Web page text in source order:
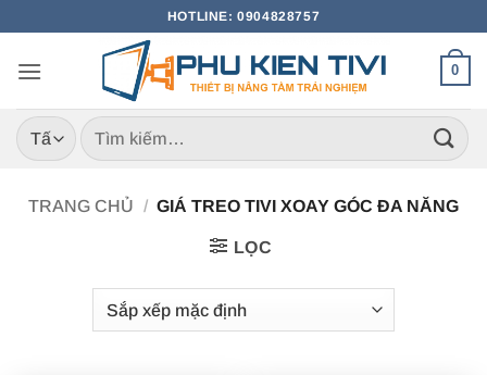
nội
HOTLINE: 0904828757
0
Tìm
kiếm:
TRANG CHỦ / GIÁ TREO TIVI XOAY GÓC ĐA NĂNG
LỌC